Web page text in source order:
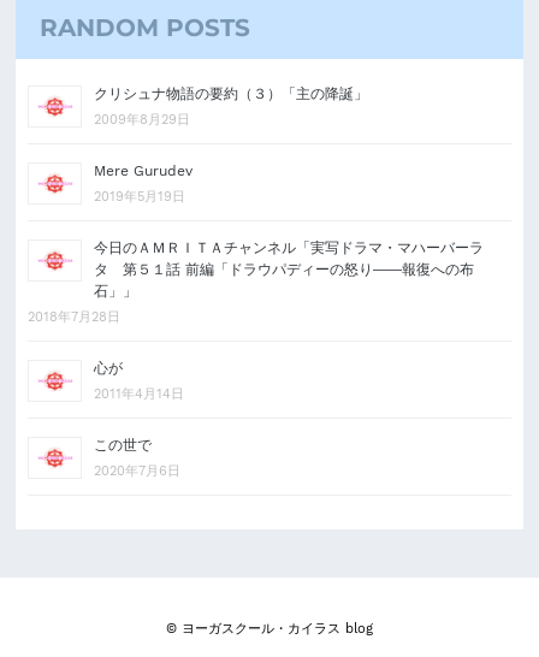
RANDOM POSTS
クリシュナ物語の要約（３）「主の降誕」
2009年8月29日
Mere Gurudev
2019年5月19日
今日のＡＭＲＩＴＡチャンネル「実写ドラマ・マハーバーラ
タ 第５１話 前編「ドラウパディーの怒り――報復への布
石」」
2018年7月28日
心が
2011年4月14日
この世で
2020年7月6日
© ヨーガスクール・カイラス blog